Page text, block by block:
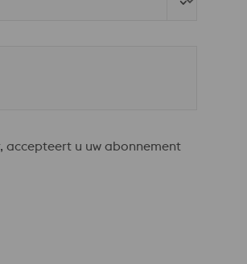
accepteert u uw abonnement